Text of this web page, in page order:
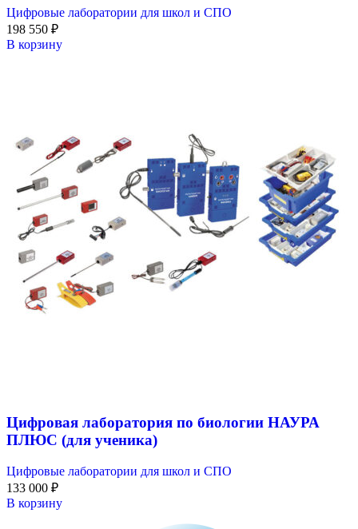
Цифровые лаборатории для школ и СПО
198 550 ₽
В корзину
Цифровая лаборатория по биологии НАУРА
ПЛЮС (для ученика)
Цифровые лаборатории для школ и СПО
133 000 ₽
В корзину